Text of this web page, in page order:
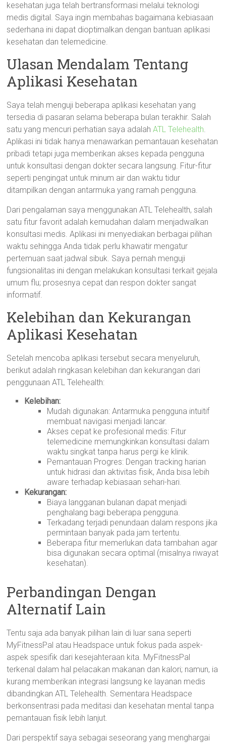
kesehatan juga telah bertransformasi melalui teknologi
medis digital. Saya ingin membahas bagaimana kebiasaan
sederhana ini dapat dioptimalkan dengan bantuan aplikasi
kesehatan dan telemedicine.
Ulasan Mendalam Tentang
Aplikasi Kesehatan
Saya telah menguji beberapa aplikasi kesehatan yang
tersedia di pasaran selama beberapa bulan terakhir. Salah
satu yang mencuri perhatian saya adalahATL Telehealth.
Aplikasi ini tidak hanya menawarkan pemantauan kesehatan
pribadi tetapi juga memberikan akses kepada pengguna
untuk konsultasi dengan dokter secara langsung. Fitur-fitur
seperti pengingat untuk minum air dan waktu tidur
ditampilkan dengan antarmuka yang ramah pengguna.
Dari pengalaman saya menggunakan ATL Telehealth, salah
satu fitur favorit adalah kemudahan dalam menjadwalkan
konsultasi medis. Aplikasi ini menyediakan berbagai pilihan
waktu sehingga Anda tidak perlu khawatir mengatur
pertemuan saat jadwal sibuk. Saya pernah menguji
fungsionalitas ini dengan melakukan konsultasi terkait gejala
umum flu; prosesnya cepat dan respon dokter sangat
informatif.
Kelebihan dan Kekurangan
Aplikasi Kesehatan
Setelah mencoba aplikasi tersebut secara menyeluruh,
berikut adalah ringkasan kelebihan dan kekurangan dari
penggunaan ATL Telehealth:
Kelebihan:
Mudah digunakan: Antarmuka pengguna intuitif
membuat navigasi menjadi lancar.
Akses cepat ke profesional medis: Fitur
telemedicine memungkinkan konsultasi dalam
waktu singkat tanpa harus pergi ke klinik.
Pemantauan Progres: Dengan tracking harian
untuk hidrasi dan aktivitas fisik, Anda bisa lebih
aware terhadap kebiasaan sehari-hari.
Kekurangan:
Biaya langganan bulanan dapat menjadi
penghalang bagi beberapa pengguna.
Terkadang terjadi penundaan dalam respons jika
permintaan banyak pada jam tertentu.
Beberapa fitur memerlukan data tambahan agar
bisa digunakan secara optimal (misalnya riwayat
kesehatan).
Perbandingan Dengan
Alternatif Lain
Tentu saja ada banyak pilihan lain di luar sana seperti
MyFitnessPal atau Headspace untuk fokus pada aspek-
aspek spesifik dari kesejahteraan kita. MyFitnessPal
terkenal dalam hal pelacakan makanan dan kalori; namun, ia
kurang memberikan integrasi langsung ke layanan medis
dibandingkan ATL Telehealth. Sementara Headspace
berkonsentrasi pada meditasi dan kesehatan mental tanpa
pemantauan fisik lebih lanjut.
Dari perspektif saya sebagai seseorang yang menghargai